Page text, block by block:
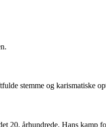
stemme og karismatiske
20. århundrede. Hans